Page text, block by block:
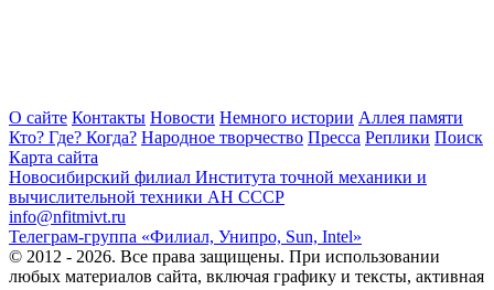
О сайте Контакты Новости Немного истории Аллея памяти
Кто? Где? Когда? Народное творчество Пресса Реплики Поиск
Карта сайта
Новосибирский филиал Института точной механики и
вычислительной техники АН СССР
info@nfitmivt.ru
Телеграм-группа «Филиал, Унипро, Sun, Intel»
© 2012 - 2026. Все права защищены. При использовании
любых материалов сайта, включая графику и тексты, активная